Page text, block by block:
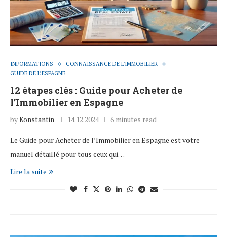
INFORMATIONS
CONNAISSANCE DE L'IMMOBILIER
GUIDE DE L’ESPAGNE
12 étapes clés : Guide pour Acheter de
l’Immobilier en Espagne
byKonstantin 14.12.2024 6 minutes read
Le Guide pour Acheter de l’Immobilier en Espagne est votre
manuel détaillé pour tous ceux qui…
Lire la suite